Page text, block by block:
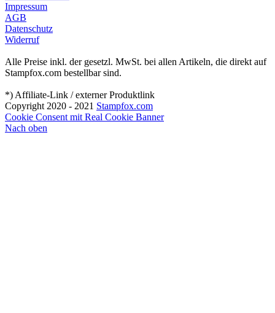
Impressum
AGB
Datenschutz
Widerruf
Alle Preise inkl. der gesetzl. MwSt. bei allen Artikeln, die direkt auf
Stampfox.com bestellbar sind.
*) Affiliate-Link / externer Produktlink
Copyright 2020 - 2021 Stampfox.com
Cookie Consent mit Real Cookie Banner
Nach oben